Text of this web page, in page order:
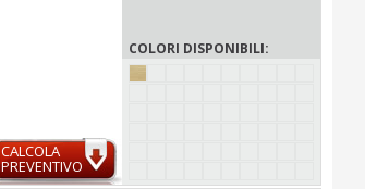
CALCOLA
PREVENTIVO
COLORI DISPONIBILI: